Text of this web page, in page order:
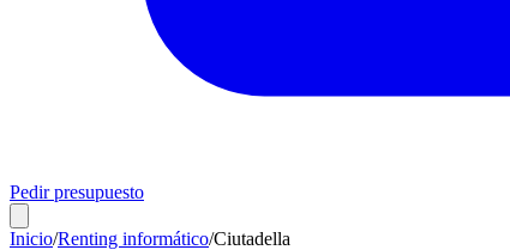
Pedir presupuesto
Inicio/Renting informático/Ciutadella